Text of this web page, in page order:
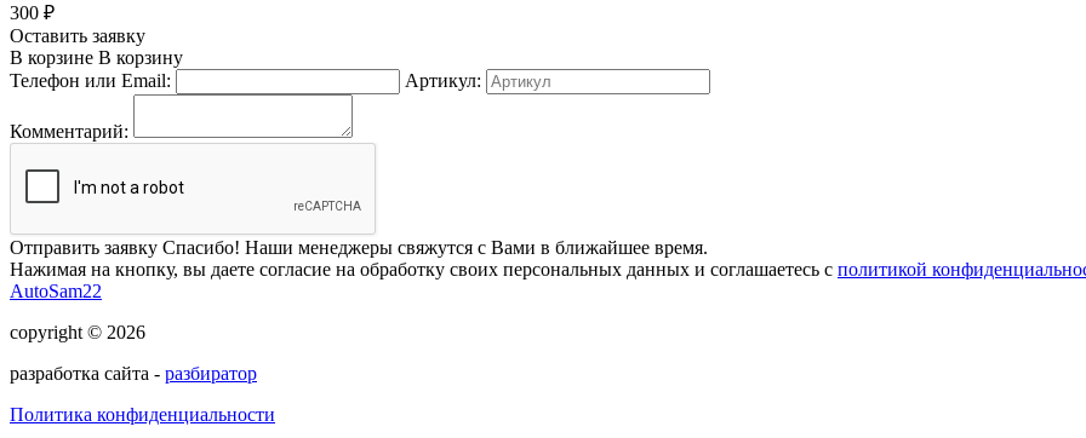
300 ₽
Оставить заявку
В корзине В корзину
Телефон или Email:
Артикул:
Комментарий:
Отправить заявку Спасибо! Наши менеджеры свяжутся с Вами в ближайшее время.
Нажимая на кнопку, вы даете согласие на обработку своих персональных данных и соглашаетесь с политикой
AutoSam22
copyright © 2026
разработка сайта - разбиратор
Политика конфиденциальности